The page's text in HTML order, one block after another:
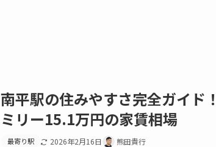
南平駅の住みやすさ完全ガイド
ミリー15.1万円の家賃相場
最寄り駅 2026年2月16日 熊田貴行